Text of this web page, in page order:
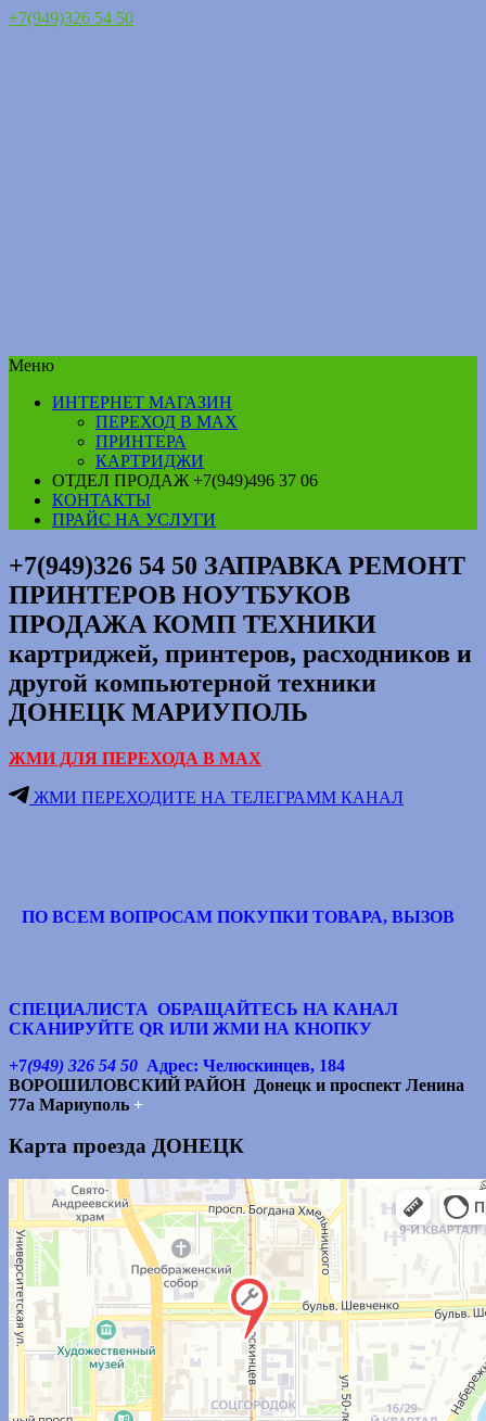
+7(949)326 54 50
Меню
ИНТЕРНЕТ МАГАЗИН
ПЕРЕХОД В MAX
ПРИНТЕРА
КАРТРИДЖИ
ОТДЕЛ ПРОДАЖ +7(949)496 37 06
КОНТАКТЫ
ПРАЙС НА УСЛУГИ
+7(949)326 54 50 ЗАПРАВКА РЕМОНТ
ПРИНТЕРОВ НОУТБУКОВ
ПРОДАЖА КОМП ТЕХНИКИ
картриджей, принтеров, расходников и
другой компьютерной техники
ДОНЕЦК МАРИУПОЛЬ
ЖМИ ДЛЯ ПЕРЕХОДА В МАХ
ЖМИ ПЕРЕХОДИТЕ НА ТЕЛЕГРАММ КАНАЛ
ПО ВСЕМ ВОПРОСАМ ПОКУПКИ ТОВАРА, ВЫЗОВ
СПЕЦИАЛИСТА ОБРАЩАЙТЕСЬ НА КАНАЛ
СКАНИРУЙТЕ QR ИЛИ ЖМИ НА КНОПКУ
+7(949) 326 54 50 Адрес: Челюскинцев, 184
ВОРОШИЛОВСКИЙ РАЙОН Донецк и проспект Ленина
77а Мариуполь +
Карта проезда ДОНЕЦК